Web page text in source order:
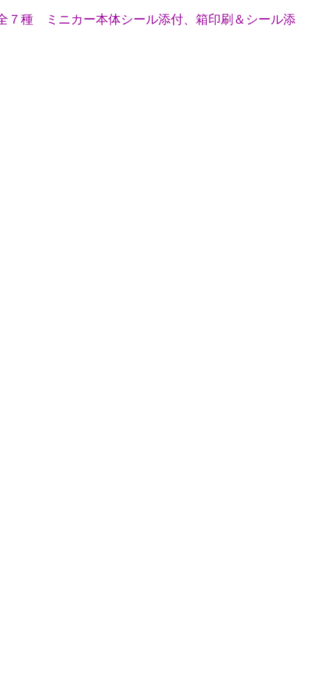
種 ミニカー本体シール添付、箱印刷＆シール添